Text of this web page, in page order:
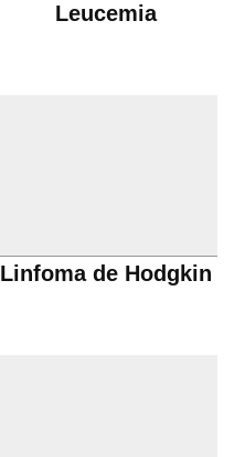
Leucemia
Linfoma de Hodgkin